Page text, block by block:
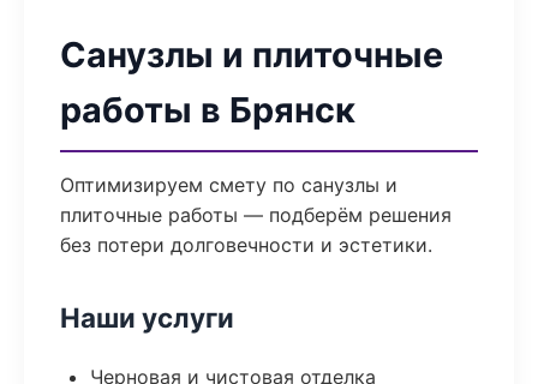
Санузлы и плиточные
работы в Брянск
Оптимизируем смету по санузлы и
плиточные работы — подберём решения
без потери долговечности и эстетики.
Наши услуги
Черновая и чистовая отделка